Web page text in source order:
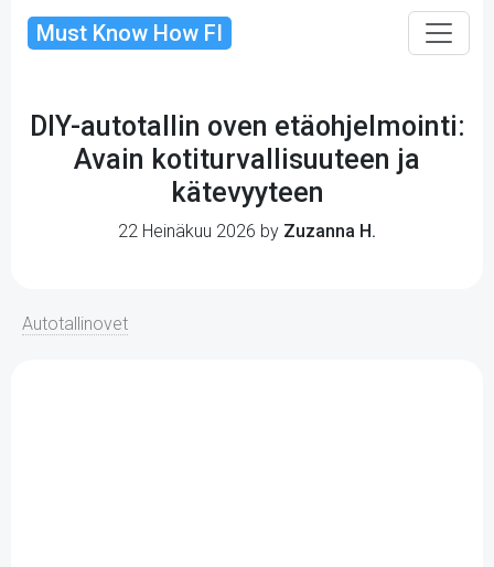
Must Know How FI
DIY-autotallin oven etäohjelmointi:
Avain kotiturvallisuuteen ja
kätevyyteen
22 Heinäkuu 2026 by Zuzanna H.
Autotallinovet